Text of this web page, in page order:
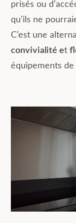
prisés ou
qu’ils ne
C’est une
convivialité et
équipements de